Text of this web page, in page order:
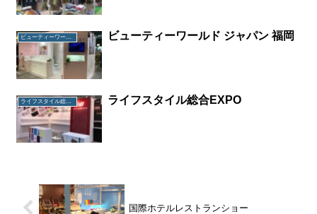
ビューティーワールド ジャパン 福岡 ビューティーワールド ジャパン 福岡
ライフスタイル総合EXPO ライフスタイル総合EXPO
国際ホテルレストランショー